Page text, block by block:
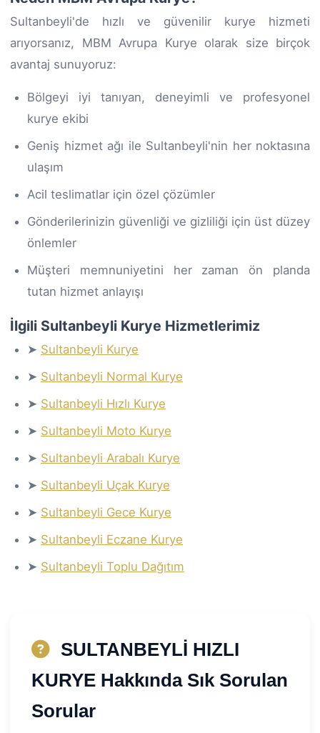
Sultanbeyli'de hızlı ve güvenilir kurye hizmeti
arıyorsanız, MBM Avrupa Kurye olarak size birçok
avantaj sunuyoruz:
Bölgeyi iyi tanıyan, deneyimli ve profesyonel
kurye ekibi
Geniş hizmet ağı ile Sultanbeyli'nin her noktasına
ulaşım
Acil teslimatlar için özel çözümler
Gönderilerinizin güvenliği ve gizliliği için üst düzey
önlemler
Müşteri memnuniyetini her zaman ön planda
tutan hizmet anlayışı
İlgili Sultanbeyli Kurye Hizmetlerimiz
➤ Sultanbeyli Kurye
➤ Sultanbeyli Normal Kurye
➤ Sultanbeyli Hızlı Kurye
➤ Sultanbeyli Moto Kurye
➤ Sultanbeyli Arabalı Kurye
➤ Sultanbeyli Uçak Kurye
➤ Sultanbeyli Gece Kurye
➤ Sultanbeyli Eczane Kurye
➤ Sultanbeyli Toplu Dağıtım
SULTANBEYLİ HIZLI
KURYE Hakkında Sık Sorulan
Sorular